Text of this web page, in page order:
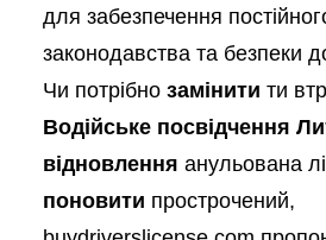
для забезпечення
законодавства та безпеки
Чи потрібно замінити ти
Водійське посвідчення
відновлення анульована
поновити прострочений,